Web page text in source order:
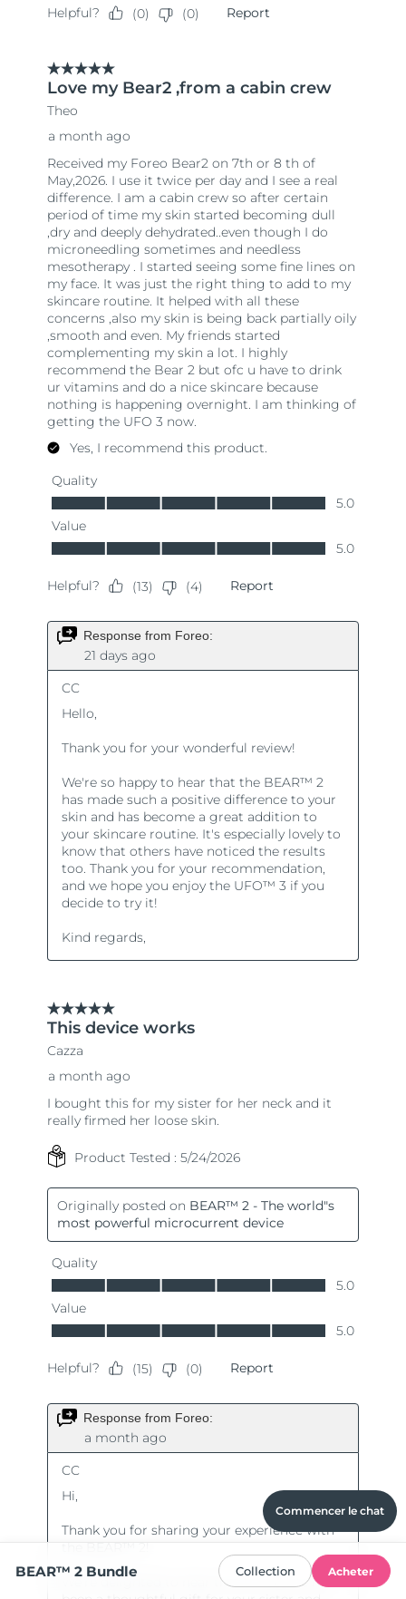
Commencer le chat
BEAR™ 2 Bundle Collection Acheter